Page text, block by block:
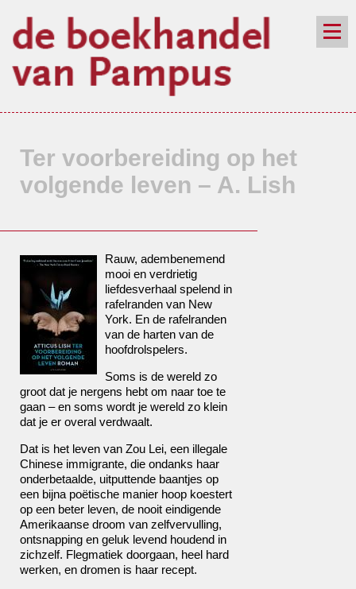
nieuwsbrief
Ter voorbereiding op het
volgende leven – A. Lish
Rauw, adembenemend
mooi en verdrietig
liefdesverhaal spelend in
rafelranden van New
York. En de rafelranden
van de harten van de
hoofdrolspelers.
Soms is de wereld zo
groot dat je nergens hebt om naar toe te
gaan – en soms wordt je wereld zo klein
dat je er overal verdwaalt.
Dat is het leven van Zou Lei, een illegale
Chinese immigrante, die ondanks haar
onderbetaalde, uitputtende baantjes op
een bijna poëtische manier hoop koestert
op een beter leven, de nooit eindigende
Amerikaanse droom van zelfvervulling,
ontsnapping en geluk levend houdend in
zichzelf. Flegmatiek doorgaan, heel hard
werken, en dromen is haar recept.